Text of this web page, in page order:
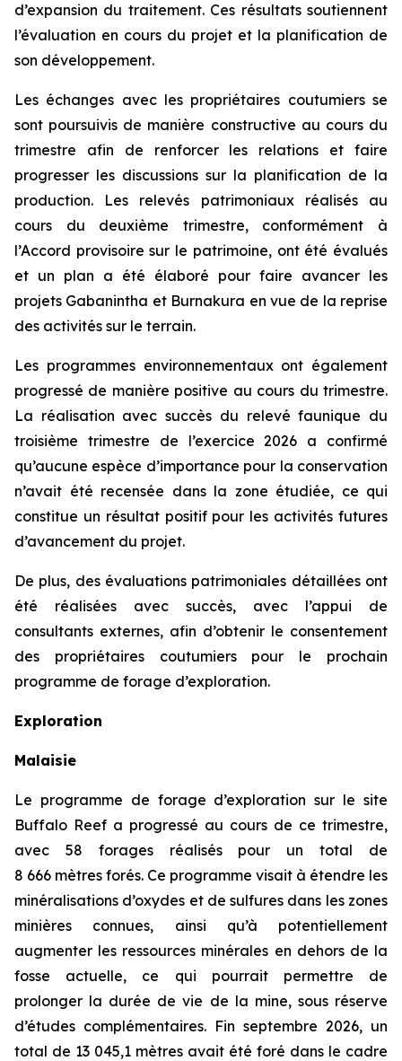
d’expansion du traitement. Ces résultats soutiennent
l’évaluation en cours du projet et la planification de
son développement.
Les échanges avec les propriétaires coutumiers se
sont poursuivis de manière constructive au cours du
trimestre afin de renforcer les relations et faire
progresser les discussions sur la planification de la
production. Les relevés patrimoniaux réalisés au
cours du deuxième trimestre, conformément à
l’Accord provisoire sur le patrimoine, ont été évalués
et un plan a été élaboré pour faire avancer les
projets Gabanintha et Burnakura en vue de la reprise
des activités sur le terrain.
Les programmes environnementaux ont également
progressé de manière positive au cours du trimestre.
La réalisation avec succès du relevé faunique du
troisième trimestre de l’exercice 2026 a confirmé
qu’aucune espèce d’importance pour la conservation
n’avait été recensée dans la zone étudiée, ce qui
constitue un résultat positif pour les activités futures
d’avancement du projet.
De plus, des évaluations patrimoniales détaillées ont
été réalisées avec succès, avec l’appui de
consultants externes, afin d’obtenir le consentement
des propriétaires coutumiers pour le prochain
programme de forage d’exploration.
Exploration
Malaisie
Le programme de forage d’exploration sur le site
Buffalo Reef a progressé au cours de ce trimestre,
avec 58 forages réalisés pour un total de
8 666 mètres forés. Ce programme visait à étendre les
minéralisations d’oxydes et de sulfures dans les zones
minières connues, ainsi qu’à potentiellement
augmenter les ressources minérales en dehors de la
fosse actuelle, ce qui pourrait permettre de
prolonger la durée de vie de la mine, sous réserve
d’études complémentaires. Fin septembre 2026, un
total de 13 045,1 mètres avait été foré dans le cadre